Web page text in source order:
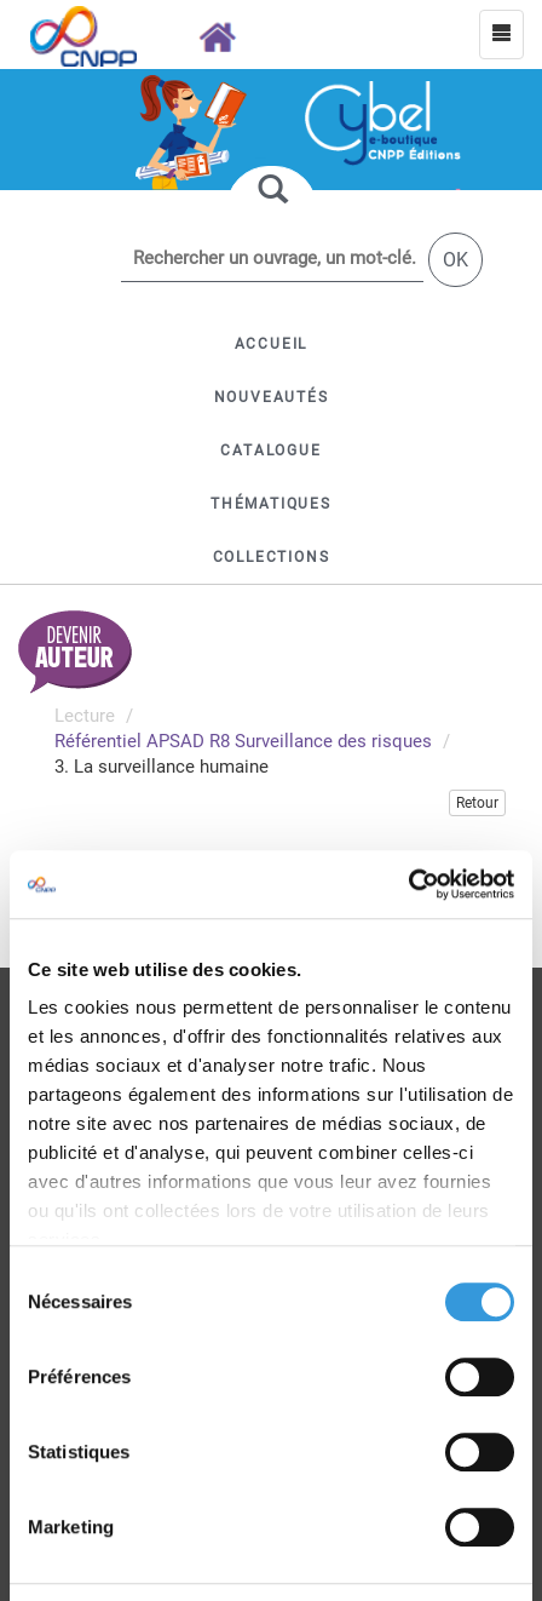
Ce site web utilise des cookies.
Les cookies nous permettent de personnaliser le contenu
et les annonces, d'offrir des fonctionnalités relatives aux
médias sociaux et d'analyser notre trafic. Nous
partageons également des informations sur l'utilisation de
notre site avec nos partenaires de médias sociaux, de
publicité et d'analyse, qui peuvent combiner celles-ci
avec d'autres informations que vous leur avez fournies
ou qu'ils ont collectées lors de votre utilisation de leurs
Nécessaires
Préférences
Statistiques
Marketing
OK
ACCUEIL
NOUVEAUTÉS
CATALOGUE
THÉMATIQUES
COLLECTIONS
Lecture
Référentiel APSAD R8 Surveillance des risques
3. La surveillance humaine
Retour
Veuillez vous connecter pour accéder à cette publication
Livraison
dans le monde entier